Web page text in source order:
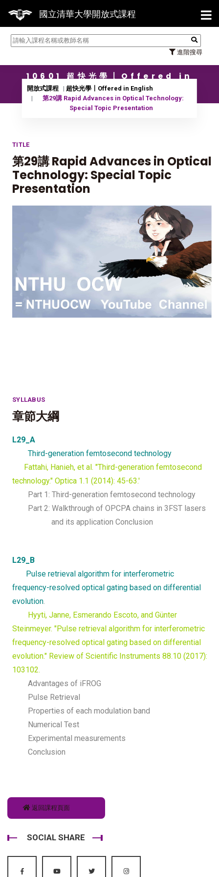
國立清華大學開放式課程
進階搜尋
【
10601 超快光學〡Offered in
English
開放式課程
超快光學〡Offered in English
第29講 Rapid Advances in Optical Technology:
Special Topic Presentation
TITLE
第29講 Rapid Advances in Optical
Technology: Special Topic
Presentation
SYLLABUS
章節大綱
L29_A
Third-generation femtosecond technology
Fattahi, Hanieh, et al. "Third-generation femtosecond
technology." Optica 1.1 (2014): 45-63.'
Part 1: Third-generation femtosecond technology
Part 2: Walkthrough of OPCPA chains in 3FST lasers
and its application Conclusion
L29_B
Pulse retrieval algorithm for interferometric
frequency-resolved optical gating based on differential
evolution
Hyyti, Janne, Esmerando Escoto, and Günter
Steinmeyer. "Pulse retrieval algorithm for interferometric
frequency-resolved optical gating based on differential
evolution." Review of Scientific Instruments 88.10 (2017):
103102.
Advantages of iFROG
Pulse Retrieval
Properties of each modulation band
Numerical Test
Experimental measurements
Conclusion
返回課程頁面
SOCIAL SHARE